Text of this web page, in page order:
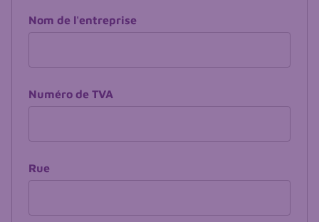
Nom de l'entreprise
Numéro de TVA
Rue